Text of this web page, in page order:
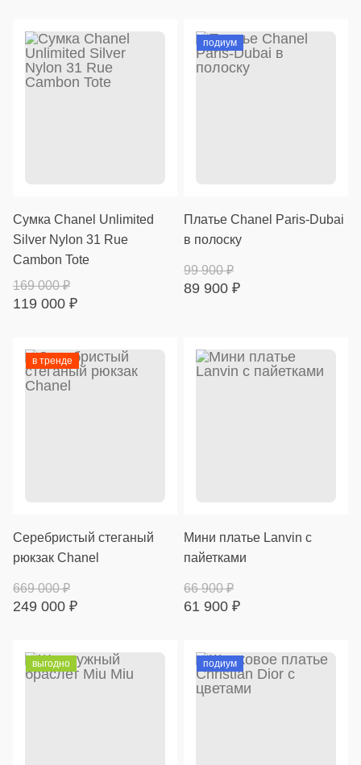
Cумка Chanel Unlimited
Silver Nylon 31 Rue
Cambon Tote
119 000 ₽
169 000₽
подиум
Платье Chanel Paris-Dubai
в полоску
89 900 ₽
99 900₽
в тренде
Серебристый стеганый
рюкзак Chanel
249 000 ₽
669 000₽
Мини платье Lanvin с
пайетками
61 900 ₽
66 900₽
выгодно подиум